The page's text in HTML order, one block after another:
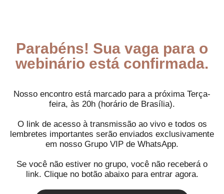
Parabéns! Sua vaga para o
webinário está confirmada.
Nosso encontro está marcado para a próxima Terça-
feira, às 20h (horário de Brasília).
O link de acesso à transmissão ao vivo e todos os
lembretes importantes serão enviados exclusivamente
em nosso Grupo VIP de WhatsApp.
Se você não estiver no grupo, você não receberá o
link. Clique no botão abaixo para entrar agora.